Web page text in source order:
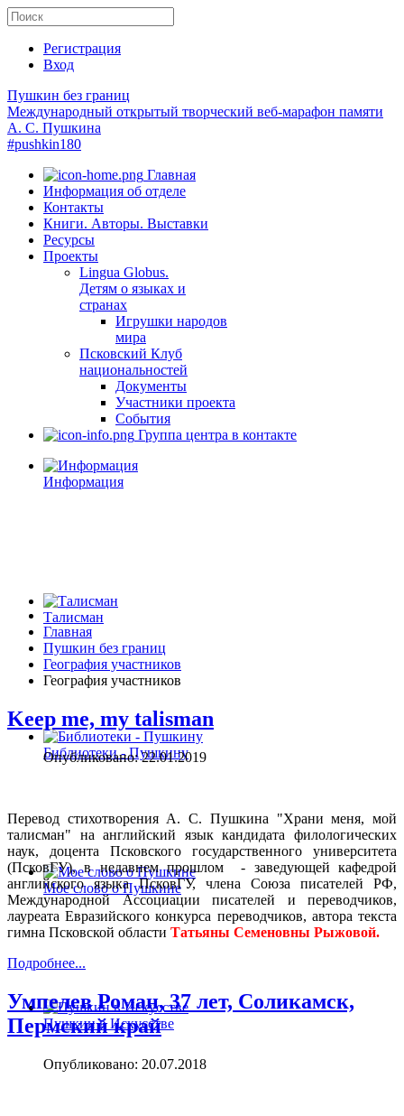
Регистрация
Вход
Пушкин без границ
Международный открытый творческий веб-марафон памяти
А. С. Пушкина
#pushkin180
Главная
Информация об отделе
Контакты
Книги. Авторы. Выставки
Ресурсы
Проекты
Lingua Globus.
Детям о языках и
странах
Игрушки народов
мира
Псковский Клуб
национальностей
Документы
Участники проекта
События
Группа центра в контакте
Информация
Талисман
Библиотеки - Пушкину
Мое слово о Пушкине
Пушкин в Искусстве
Главная
Пушкин без границ
География участников
География участников
Keep me, my talisman
Опубликовано: 22.01.2019
Перевод стихотворения А. С. Пушкина "Храни меня, мой
талисман" на английский язык кандидата филологических
наук, доцента Псковского государственного университета
(ПсковГУ), в недавнем прошлом - заведующей кафедрой
английского языка ПсковГУ, члена Союза писателей РФ,
Международной Ассоциации писателей и переводчиков,
лауреата Евразийского конкурса переводчиков, автора текста
гимна Псковской области Татьяны Семеновны Рыжовой.
Подробнее...
Умпелев Роман, 37 лет, Соликамск,
Пермский край
Опубликовано: 20.07.2018